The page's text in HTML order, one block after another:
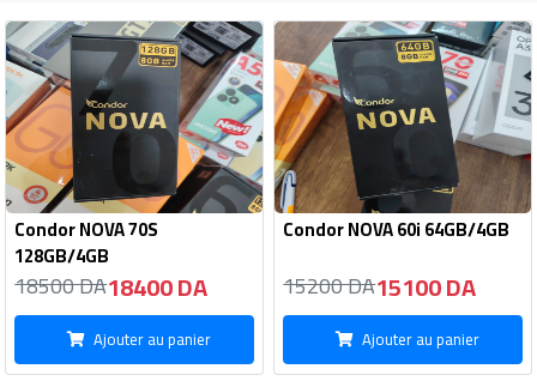
Condor NOVA 70S
128GB/4GB
18500 DA18400 DA
Ajouter au panier
Condor NOVA 60i 64GB/4GB
15200 DA15100 DA
Ajouter au panier